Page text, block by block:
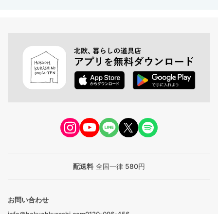
配送料 全国一律 580円
お問い合わせ